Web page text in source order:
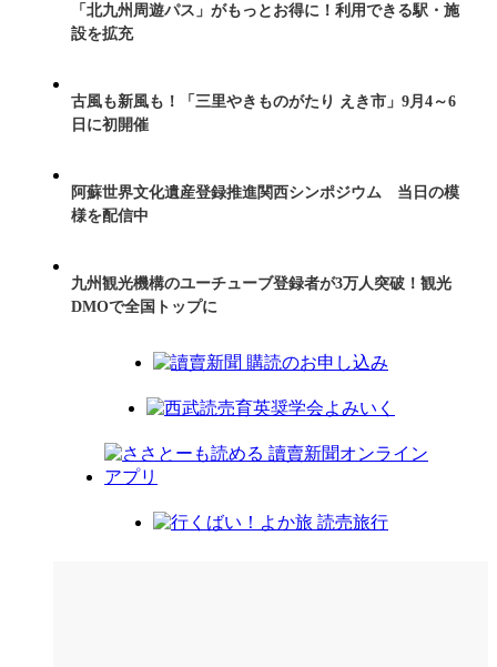
「北九州周遊パス」がもっとお得に！利用できる駅・施
設を拡充
古風も新風も！「三里やきものがたり えき市」9月4～6
日に初開催
阿蘇世界文化遺産登録推進関西シンポジウム 当日の模
様を配信中
九州観光機構のユーチューブ登録者が3万人突破！観光
DMOで全国トップに